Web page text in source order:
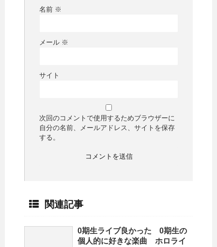
名前 ※
メール ※
サイト
次回のコメントで使用するためブラウザーに
自分の名前、メールアドレス、サイトを保存
する。
関連記事
0期生ライブ良かった 0期生の
個人的に好きな楽曲 ホロライ